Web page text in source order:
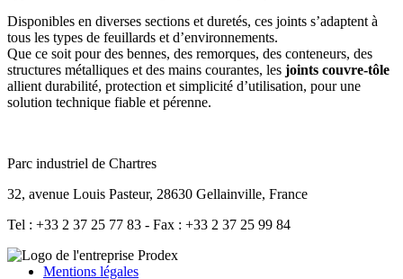
Disponibles en diverses sections et duretés, ces joints s’adaptent à
tous les types de feuillards et d’environnements.
Que ce soit pour des bennes, des remorques, des conteneurs, des
structures métalliques et des mains courantes, les joints couvre-tôle
allient durabilité, protection et simplicité d’utilisation, pour une
solution technique fiable et pérenne.
Parc industriel de Chartres
32, avenue Louis Pasteur, 28630 Gellainville, France
Tel : +33 2 37 25 77 83 - Fax : +33 2 37 25 99 84
Mentions légales